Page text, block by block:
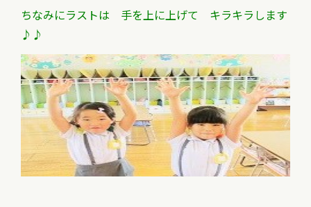
ちなみにラストは 手を上に上げて キラキラします
♪♪